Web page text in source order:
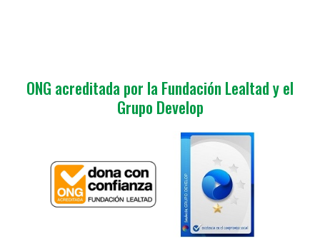
ONG acreditada por la Fundación Lealtad y el
Grupo Develop